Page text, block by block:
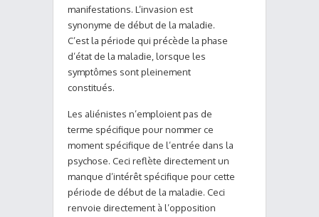
manifestations. L’invasion est
synonyme de début de la maladie.
C’est la période qui précède la phase
d’état de la maladie, lorsque les
symptômes sont pleinement
constitués.
Les aliénistes n’emploient pas de
terme spécifique pour nommer ce
moment spécifique de l’entrée dans la
psychose. Ceci reflète directement un
manque d’intérêt spécifique pour cette
période de début de la maladie. Ceci
renvoie directement à l’opposition